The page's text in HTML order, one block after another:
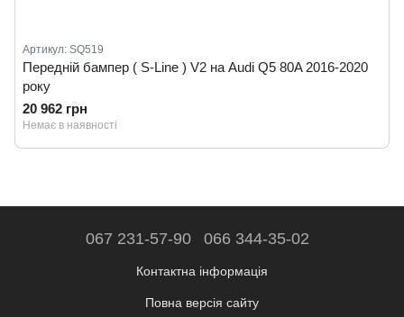
Артикул: SQ519
Передній бампер ( S-Line ) V2 на Audi Q5 80A 2016-2020
року
20 962 грн
Немає в наявності
067 231-57-90 066 344-35-02
Контактна інформація
Повна версія сайту